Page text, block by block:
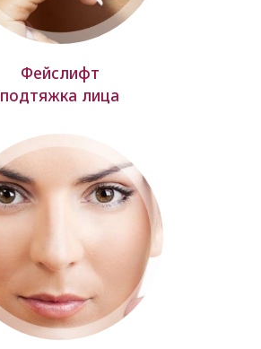
Фейслифт
подтяжка лица